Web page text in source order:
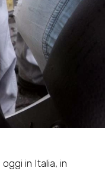
oggi in Italia, in